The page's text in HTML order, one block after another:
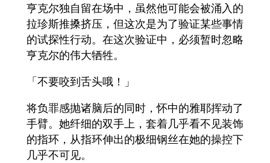
亨克尔独自留在场中，虽然他可能会被涌入的
拉珍斯推搡挤压，但这次是为了验证某些事情
的试探性行动。在这次验证中，必须暂时忽略
亨克尔的伟大牺牲。
「不要咬到舌头哦！」
将负罪感抛诸脑后的同时，怀中的雅耶挥动了
手臂。她纤细的双手上，套着几乎看不见装饰
的指环，从指环伸出的极细钢丝在她的操控下
几乎不可见。